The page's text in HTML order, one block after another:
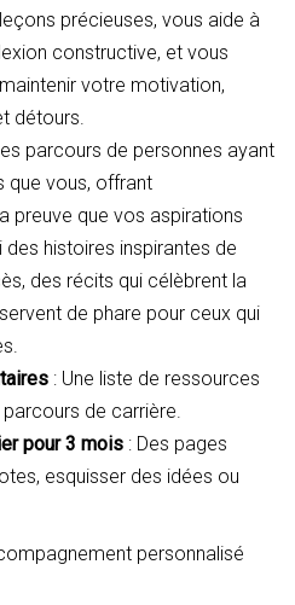
précieuses, vous aide à
constructive, et vous
votre motivation,
détours.
parcours de personnes ayant
que vous, offrant
preuve que vos aspirations
histoires inspirantes de
des récits qui célèbrent la
de phare pour ceux qui
: Une liste de ressources
de carrière.
pour 3 mois : Des pages
esquisser des idées ou
personnalisé